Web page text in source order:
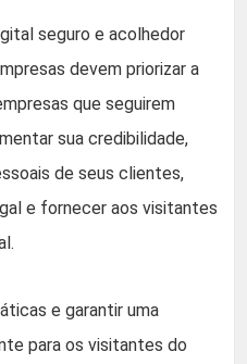
seguro e acolhedor
devem priorizar a
que seguirem
sua credibilidade,
de seus clientes,
e fornecer aos visitantes
e garantir uma
para os visitantes do